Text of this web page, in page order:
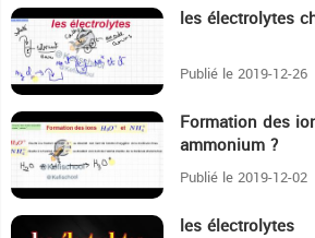
38:47 les électrolytes
Publié le 2019-12-26
13:19 Formation des
ammonium ?
Publié le 2019-12-02
44:41 les électrolytes